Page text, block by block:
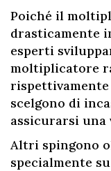
Poiché il
drasticamente
esperti
moltiplicatore
rispettivamente
scelgono di
assicurarsi
Altri spingono
specialmente